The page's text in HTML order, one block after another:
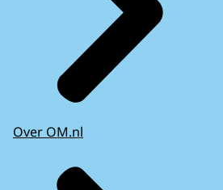
Over OM.nl